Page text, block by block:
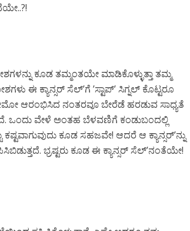
ಕೂಡ ತಮ್ಮಂತಯೇ ಮಾಡಿಕೊಳ್ಳುತ್ತಾ ತಮ್ಮ
ಈ ಕ್ಯಾನ್ಸರ್ ಸೆಲ್’ಗೆ ’ಸ್ಟಾಪ್’ ಸಿಗ್ನಲ್ ಕೊಟ್ಟರೂ
ಆರಂಭಿಸಿದ ನಂತರವೂ ಬೇರೆಡೆ ಹರಡುವ ಸಾಧ್ಯತೆ
ಒಂದು ವೇಳೆ ಅಂತಹ ಬೆಳವಣಿಗೆ ಕಂಡುಬಂದಲ್ಲಿ
ಕೂಡ ಸಹಜವೇ! ಆದರೆ ಆ ಕ್ಯಾನ್ಸರ್’ನ್ನು
ಭ್ರಷ್ಟರು ಕೂಡ ಈ ಕ್ಯಾನ್ಸರ್ ಸೆಲ್’ನಂತೆಯೇ!